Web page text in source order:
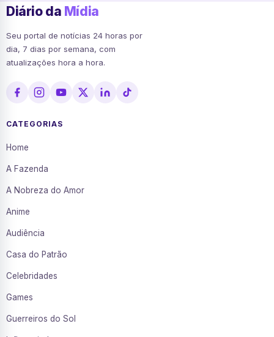
Diário da Mídia
Seu portal de notícias 24 horas por
dia, 7 dias por semana, com
atualizações hora a hora.
CATEGORIAS
Home
A Fazenda
A Nobreza do Amor
Anime
Audiência
Casa do Patrão
Celebridades
Games
Guerreiros do Sol